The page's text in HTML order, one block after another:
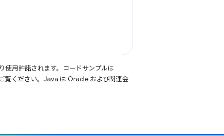
使用許諾されます。コードサンプルは
覧ください。Java は Oracle および関連会